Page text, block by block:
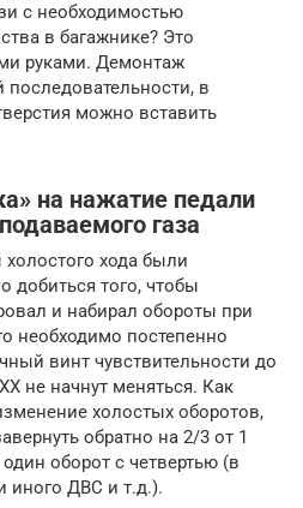
с необходимостью
в багажнике? Это
руками. Демонтаж
в
можно вставить
на нажатие педали
газа
хода были
добиться того, чтобы
и набирал обороты при
необходимо постепенно
винт чувствительности до
не начнут меняться. Как
холостых оборотов,
обратно на 2/3 от 1
оборот с четвертью (в
иного ДВС и т.д.).